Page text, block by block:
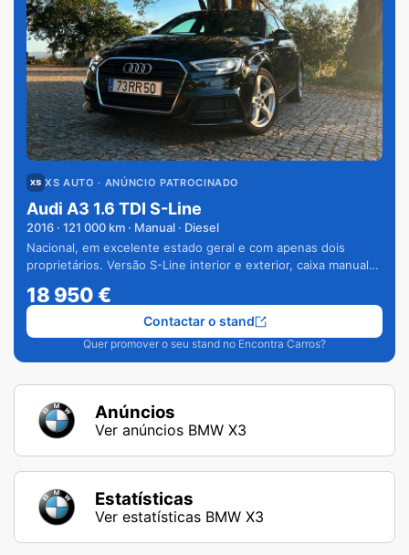
XS AUTO · ANÚNCIO PATROCINADO
Audi A3 1.6 TDI S-Line
2016 · 121 000 km · Manual · Diesel
Nacional, em excelente estado geral e com apenas dois
proprietários. Versão S-Line interior e exterior, caixa manual
18 950€
Quer promover o seu stand no Encontra Carros?
Contactar o stand
Anúncios
Ver anúncios BMW X3
Estatísticas
Ver estatísticas BMW X3